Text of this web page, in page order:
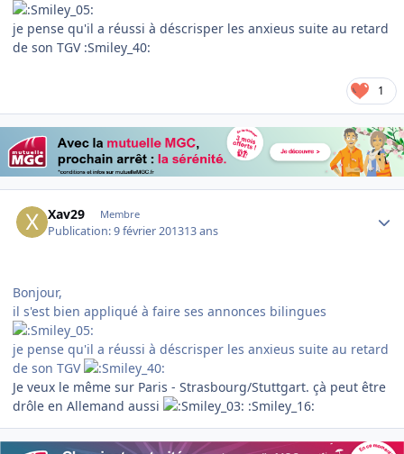
je pense qu'il a réussi à déscrisper les anxieus suite au retard
de son TGV :Smiley_40:
1
Xav29 Membre
Publication:9 février 201313 ans
Bonjour,
il s'est bien appliqué à faire ses annonces bilingues
je pense qu'il a réussi à déscrisper les anxieus suite au retard
de son TGV
Je veux le même sur Paris - Strasbourg/Stuttgart. çà peut être
drôle en Allemand aussi
:Smiley_16: